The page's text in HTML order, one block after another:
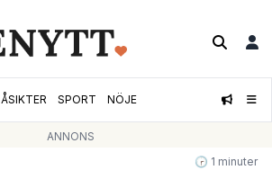
ÅSIKTER SPORT NÖJE
ANNONS
🕝 1 minuter